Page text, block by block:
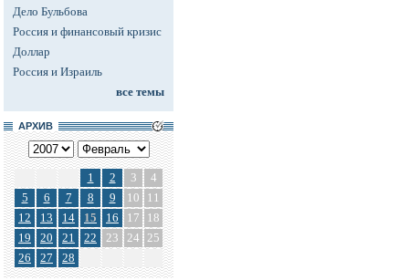
Дело Бульбова
Россия и финансовый кризис
Доллар
Россия и Израиль
все темы
АРХИВ
1 2 3
4
5
6 7 8 9 10
11
12
13 14 15 16 17
18
19
20 21 22 23 24 25
26
27 28